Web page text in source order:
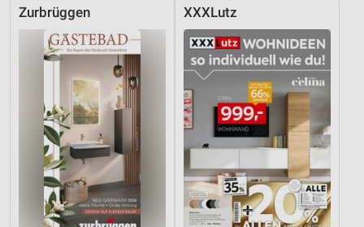
Zurbrüggen XXXLutz